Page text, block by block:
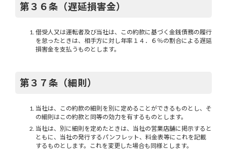
第３６条（遅延損害金）
借受人又は運転者及び当社は、この約款に基づく金銭債務の履行
を怠ったときは、相手方に対し年率１４．６％の割合による遅延
損害金を支払うものとします。
第３７条（細則）
当社は、この約款の細則を別に定めることができるものとし、そ
の細則はこの約款と同等の効力を有するものとします。
当社は、別に細則を定めたときは、当社の営業店舗に掲示すると
ともに、当社の発行するパンフレット、料金表等にこれを記載
するものとします。これを変更した場合も同様とします。